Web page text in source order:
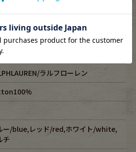
ラルフローレン
ー/blue,レッド/red,ホワイト/white,
チ